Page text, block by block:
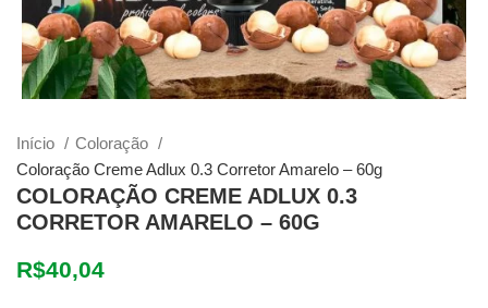
Início
Coloração
Coloração Creme Adlux 0.3 Corretor Amarelo – 60g
COLORAÇÃO CREME ADLUX 0.3
CORRETOR AMARELO – 60G
R$40,04